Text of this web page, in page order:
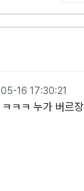
16 17:30:21
ㅋㅋ 누가 버르